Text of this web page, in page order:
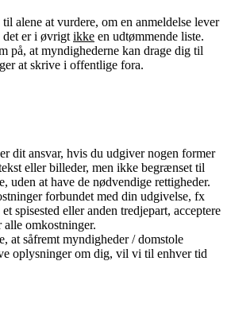
alene at vurdere, om en anmeldelse lever
det er i øvrigt ikke en udtømmende liste.
at myndighederne kan drage dig til
at skrive i offentlige fora.
dit ansvar, hvis du udgiver nogen former
eller billeder, men ikke begrænset til
uden at have de nødvendige rettigheder.
forbundet med din udgivelse, fx
spisested eller anden tredjepart, acceptere
alle omkostninger.
at såfremt myndigheder / domstole
oplysninger om dig, vil vi til enhver tid